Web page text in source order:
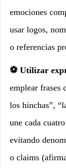
emociones
usar logos,
o referencias
⚽ Utilizar
emplear frases
los hinchas”,
une cada
evitando
o claims